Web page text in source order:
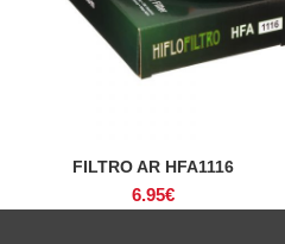
ADICIONAR
FILTRO AR HFA1116
6.95€